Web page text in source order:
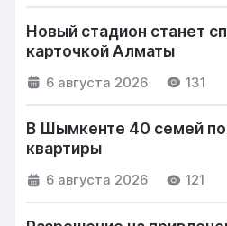
Новый стадион станет
карточкой Алматы
6 августа 2026 131
В Шымкенте 40 семей
квартиры
6 августа 2026 121